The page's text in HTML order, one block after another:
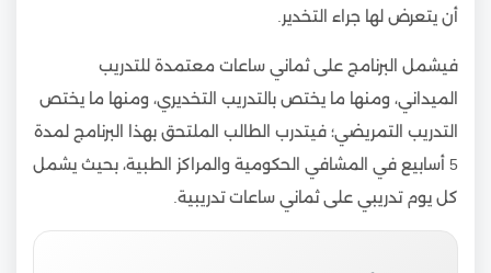
أن يتعرض لها جراء التخدير.
فيشمل البرنامج على ثماني ساعات معتمدة للتدريب
الميداني، ومنها ما يختص بالتدريب التخديري، ومنها ما يختص
التدريب التمريضي؛ فيتدرب الطالب الملتحق بهذا البرنامج لمدة
5 أسابيع في المشافي الحكومية والمراكز الطبية، بحيث يشمل
كل يوم تدريبي على ثماني ساعات تدريبية.